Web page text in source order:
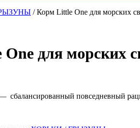
/ Корм Little One для морских
для морских
повседневный